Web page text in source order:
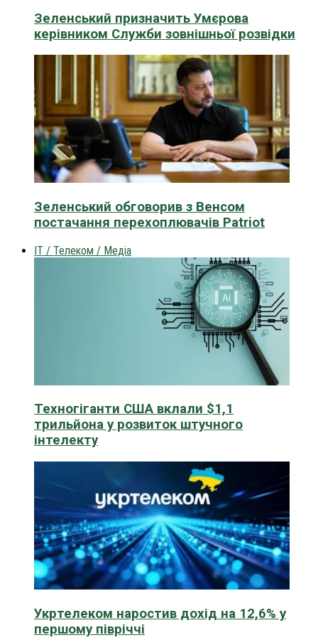
Зеленський призначить Умєрова
керівником Служби зовнішньої розвідки
Зеленський обговорив з Венсом
постачання перехоплювачів Patriot
IT / Телеком / Медіа
Техногіганти США вклали $1,1
трильйона у розвиток штучного
інтелекту
Укртелеком наростив дохід на 12,6% у
першому півріччі